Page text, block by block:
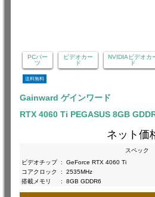
PCパー
ツ
ビデオカー
ド
NVIDIAビデオカ
ド
送料無料
Gainward ゲインワード
RTX 4060 Ti PEGASUS 8GB
ネット価
スペック
ビデオチップ :
GeForce RTX 4060 Ti
コアクロック
:
2535MHz
搭載メモリ
: 8GB GDDR6